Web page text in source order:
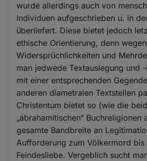
wurde allerdings auch von
Individuen aufgeschrieben u. in
überliefert. Diese bietet jedoch
ethische Orientierung, denn
Widersprüchlichkeiten und
man jedwede Textauslegung und
mit einer entsprechenden
anderen diametralen Textstellen
Christentum bietet so (wie die
„abrahamitischen“ Buchreligionen
gesamte Bandbreite an
Aufforderung zum Völkermord bis
Feindesliebe. Vergeblich sucht